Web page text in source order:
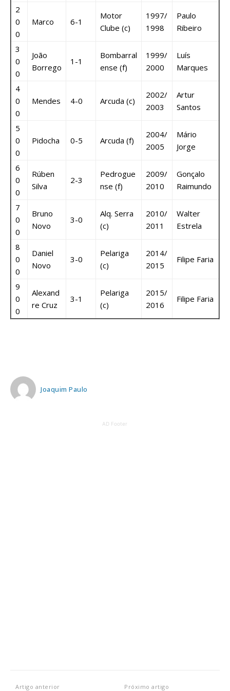
2
0
0
Marco 6-1
Motor
Clube (c)
1997/
1998
Paulo
Ribeiro
3
0
0
João
Borrego
1-1
Bombarral
ense (f)
1999/
2000
Luís
Marques
4
0
0
Mendes 4-0 Arcuda (c)
2002/
2003
Artur
Santos
5
0
0
Pidocha 0-5 Arcuda (f)
2004/
2005
Mário
Jorge
6
0
0
Rúben
Silva
2-3
Pedrogue
nse (f)
2009/
2010
Gonçalo
Raimundo
7
0
0
Bruno
Novo
3-0
Alq. Serra
(c)
2010/
2011
Walter
Estrela
8
0
0
Daniel
Novo
3-0
Pelariga
(c)
2014/
2015
Filipe Faria
9
0
0
Alexand
re Cruz
3-1
Pelariga
(c)
2015/
2016
Filipe Faria
Joaquim Paulo
AD Footer
Artigo anterior Próximo artigo